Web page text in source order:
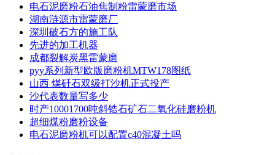
电石泥磨粉石油焦制粉雷蒙磨市场
湖南涟源市雷蒙磨厂
深圳破石方的施工队
先进的加工机器
成都裂解炭黑雷蒙磨
pyy系列新型欧版磨粉机MTW178图纸
山西 煤矸石双级打沙机正式投产
沙代表数量写多少
时产10001700吨斜锆石矿石二氧化硅磨粉机
超细煤粉磨粉设备
电石泥磨粉机可以配置c40混凝土吗